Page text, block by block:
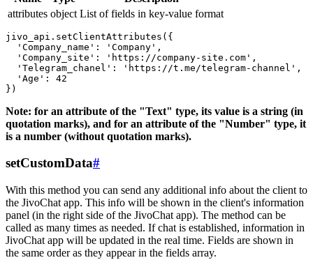
attributes object List of fields in key-value format
jivo_api.setClientAttributes({
  'Company_name': 'Company',
  'Company_site': 'https://company-site.com',
  'Telegram_chanel': 'https://t.me/telegram-channel',
  'Age': 42
Note: for an attribute of the "Text" type, its value is a string (in
quotation marks), and for an attribute of the "Number" type, it
is a number (without quotation marks).
setCustomData#
With this method you can send any additional info about the client to
the JivoChat app. This info will be shown in the client's information
panel (in the right side of the JivoChat app). The method can be
called as many times as needed. If chat is established, information in
JivoChat app will be updated in the real time. Fields are shown in
the same order as they appear in the fields array.